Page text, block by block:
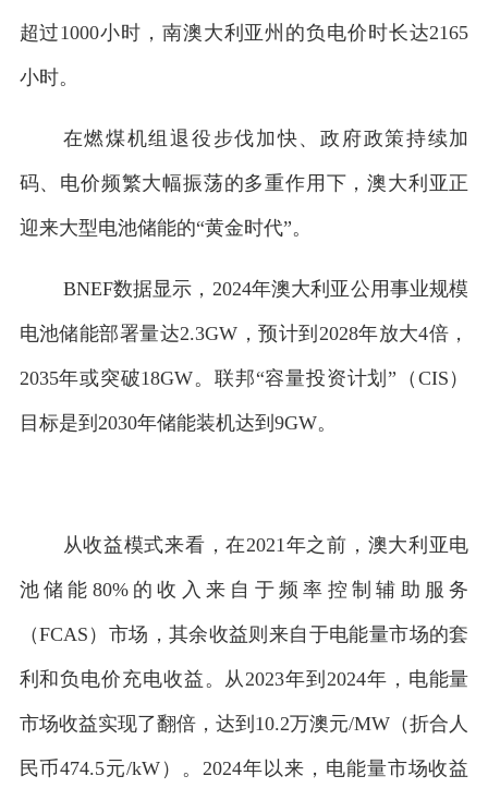
超过1000小时，南澳大利亚州的负电价时长达2165
小时。
在燃煤机组退役步伐加快、政府政策持续加
码、电价频繁大幅振荡的多重作用下，澳大利亚正
迎来大型电池储能的“黄金时代”。
BNEF数据显示，2024年澳大利亚公用事业规模
电池储能部署量达2.3GW，预计到2028年放大4倍，
2035年或突破18GW。联邦“容量投资计划”（CIS）
目标是到2030年储能装机达到9GW。
从收益模式来看，在2021年之前，澳大利亚电
池储能80%的收入来自于频率控制辅助服务
（FCAS）市场，其余收益则来自于电能量市场的套
利和负电价充电收益。从2023年到2024年，电能量
市场收益实现了翻倍，达到10.2万澳元/MW（折合人
民币474.5元/kW）。2024年以来，电能量市场收益